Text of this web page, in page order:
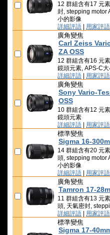
12 群組含有17 元
封, stepping motor
小的影像
詳細評語 用家評語
廣角變焦
Carl Zeiss
ZA OSS
12 群組含有16 元
鏡頭元素, APS-C
詳細評語 用家評語
廣角變焦
Sony Vario-
OSS
10 群組含有12 元
鏡頭元素
詳細評語 用家評語
標準變焦
Sigma 16-
14 群組含有20 元
頭, stepping motor
小的影像
詳細評語 用家評語
廣角變焦
Tamron 17-
11 群組含有13 元
頭, 天氣密封,
詳細評語 用家評語
標準變焦
Sigma 17-